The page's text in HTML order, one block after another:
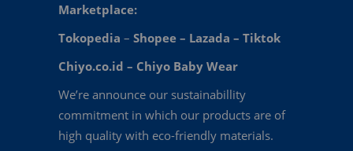
Marketplace:
Tokopedia – Shopee – Lazada – Tiktok
Chiyo.co.id – Chiyo Baby Wear
We’re announce our sustainabillity
commitment in which our products are of
high quality with eco-friendly materials.